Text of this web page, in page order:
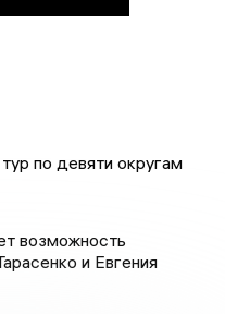
по девяти округам
возможность
и Евгения